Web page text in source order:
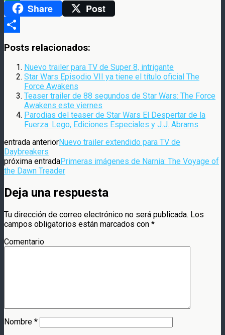
WhatsAppShare Post
Posts relacionados:
Nuevo trailer para TV de Super 8, intrigante
Star Wars Episodio VII ya tiene el título oficial The
Force Awakens
Teaser trailer de 88 segundos de Star Wars: The Force
Awakens este viernes
Parodias del teaser de Star Wars El Despertar de la
Fuerza: Lego, Ediciones Especiales y J.J. Abrams
entrada anteriorNuevo trailer extendido para TV de
Daybreakers
próxima entradaPrimeras imágenes de Narnia: The Voyage of
the Dawn Treader
Deja una respuesta
Tu dirección de correo electrónico no será publicada. Los
campos obligatorios están marcados con *
Comentario
Nombre *